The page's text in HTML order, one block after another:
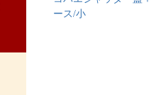
ース/小